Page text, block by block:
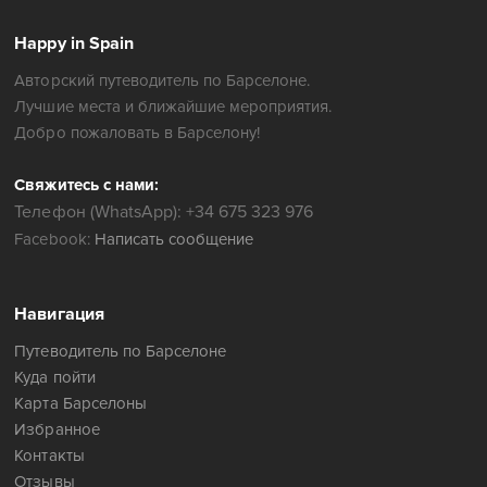
Happy in Spain
Авторский путеводитель по Барселоне.
Лучшие места и ближайшие мероприятия.
Добро пожаловать в Барселону!
Свяжитесь с нами:
Телефон (WhatsApp): +34 675 323 976
Facebook: Написать сообщение
Навигация
Путеводитель по Барселоне
Куда пойти
Карта Барселоны
Избранное
Контакты
Отзывы